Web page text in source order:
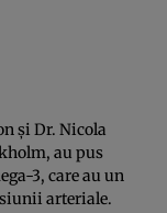
şi Dr. Nicola
au pus
3, care au un
arteriale.